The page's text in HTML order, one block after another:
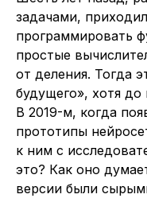
задачами,
программировать
простые
от деления. Тогда
будущего», хотя
В 2019-м, когда
прототипы
к ним с
это? Как оно
версии были